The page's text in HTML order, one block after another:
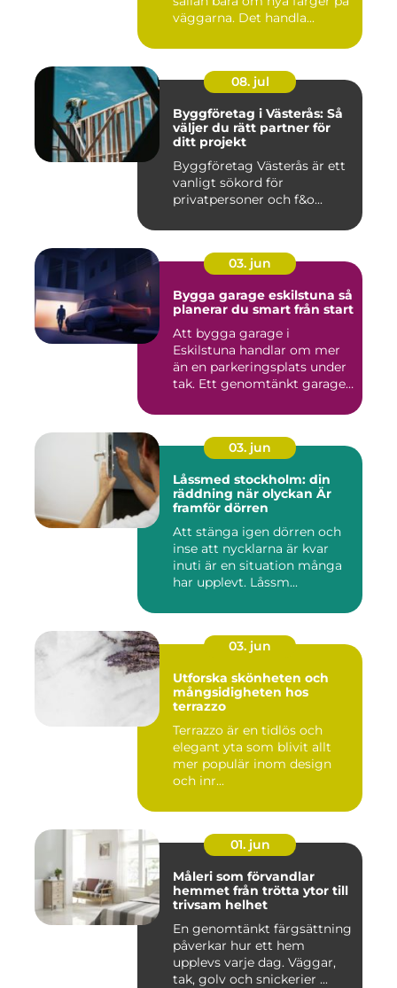
väggarna. Det handla...
08. jul
Byggföretag i Västerås: Så
väljer du rätt partner för
ditt projekt
Byggföretag Västerås är ett
vanligt sökord för
privatpersoner och f&o...
03. jun
Bygga garage eskilstuna så
planerar du smart från start
Att bygga garage i
Eskilstuna handlar om mer
än en parkeringsplats under
tak. Ett genomtänkt garage
03. jun
Låssmed stockholm: din
räddning när olyckan Är
framför dörren
Att stänga igen dörren och
inse att nycklarna är kvar
inuti är en situation många
har upplevt. Låssm...
03. jun
Utforska skönheten och
mångsidigheten hos
terrazzo
Terrazzo är en tidlös och
elegant yta som blivit allt
mer populär inom design
och inr...
01. jun
Måleri som förvandlar
hemmet från trötta ytor till
trivsam helhet
En genomtänkt färgsättning
påverkar hur ett hem
upplevs varje dag. Väggar,
tak, golv och snickerier ...